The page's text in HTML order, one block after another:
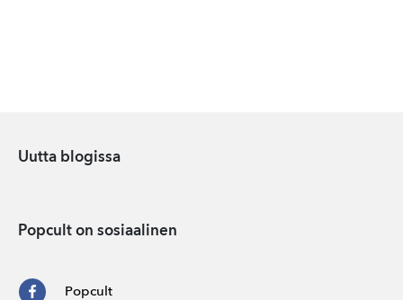
Uutta blogissa
Popcult on sosiaalinen
Popcult